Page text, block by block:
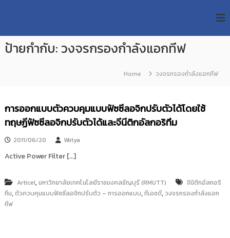
p
U
T
e
a
r
c
R
e
p
วิ
ท
ท
โ
ล
า
ช
ม
ง
ป้ายกำกับ: วงจรกรองกำลังแอกทีฟ
Home วงจรกรองกำลังแอกทีฟ
การออกแบบตัวควบคุมแบบฟัซซีลอจิกปรับตัวได้โดยใช้
ทฤษฏีฟัซซีลอจิกปรับตัวได้และจีนีติกอัลกอริทึม
2011/06/20 Wiriya
Active Power Filter […]
Articel,มหาวิทยาลัยเทคโนโลยีราชมงคลธัญบุรี (RMUTT)
จินิติกอัลกอริ
ทึม,ตัวควบคุมแบบฟัซซีลอจิกปรับตัว – การออกแบบ,ทีเอชดี, วงจรกรองกำลังแอก
ทีฟ